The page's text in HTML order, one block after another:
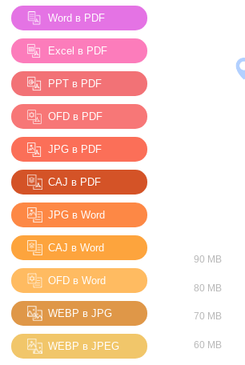
Word в PDF
Excel в PDF
PPT в PDF
OFD в PDF
JPG в PDF
CAJ в PDF
JPG в Word
CAJ в Word
OFD в Word
WEBP в JPG
WEBP в JPEG